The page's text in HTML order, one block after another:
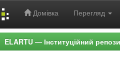
Домівка Перегляд
ELARTU — Інституційний